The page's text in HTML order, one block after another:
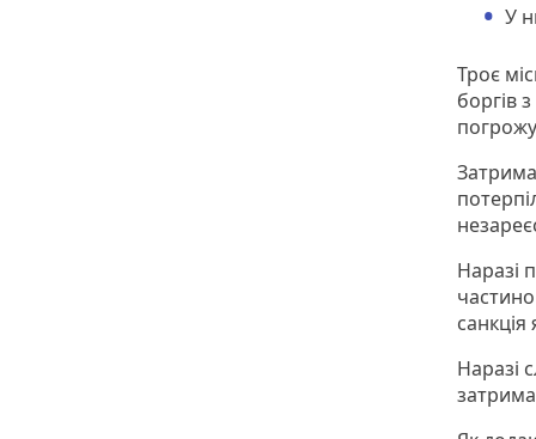
У
Троє
боргів
Наразі
Наразі